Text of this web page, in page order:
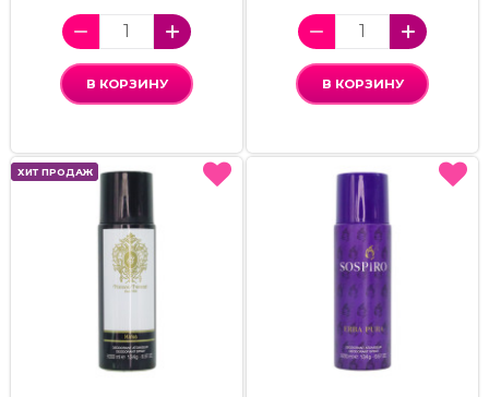
В КОРЗИНУ В КОРЗИНУ
ХИТ ПРОДАЖ
ХИТ ПРОДАЖ